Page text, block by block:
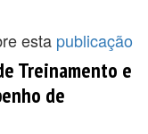
esta publicação
Treinamento e
de